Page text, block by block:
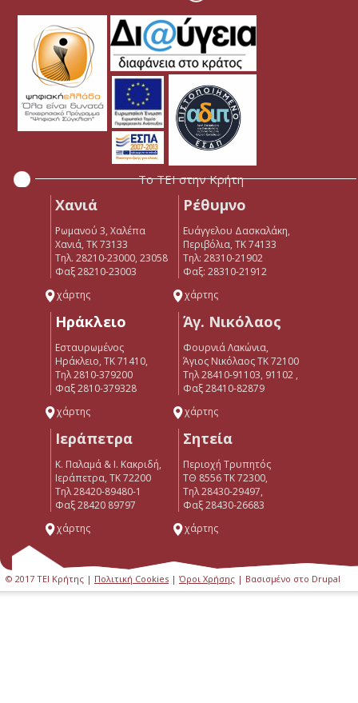
Το ΤΕΙ στην Κρήτη
Χανιά
Ρωμανού 3, Χαλέπα
Χανιά, ΤΚ 73133
Τηλ. 28210-23000, 23058
Φαξ 28210-23003
χάρτης
Ρέθυμνο
Ευάγγελου Δασκαλάκη,
Περιβόλια, ΤΚ 74133
Tηλ: 28310-21902
Φαξ: 28310-21912
χάρτης
Ηράκλειο
Εσταυρωμένος
Ηράκλειο, ΤΚ 71410,
Τηλ 2810-379200
Φαξ 2810-379328
χάρτης
Άγ. Νικόλαος
Φουρνιά Λακώνια,
Άγιος Νικόλαος ΤΚ 72100
Τηλ 28410-91103, 91102 ,
Φαξ 28410-82879
χάρτης
Ιεράπετρα
Κ. Παλαμά & Ι. Κακριδή,
Ιεράπετρα, ΤΚ 72200
Tηλ 28420-89480-1
Φαξ 28420 89797
χάρτης
Σητεία
Περιοχή Τρυπητός
ΤΘ 8556 ΤΚ 72300,
Τηλ 28430-29497,
Φαξ 28430-26683
χάρτης
© 2017 ΤΕΙ Κρήτης | Πολιτική Cookies | Όροι Χρήσης | Βασισμένο στο Drupal